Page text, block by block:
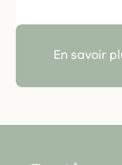
En savoir